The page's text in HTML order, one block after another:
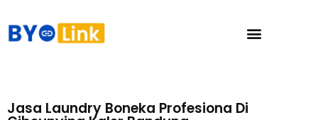
Jasa Laundry Boneka Profesiona Di